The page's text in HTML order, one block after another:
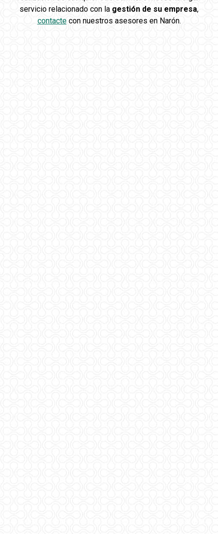
servicio relacionado con la gestión de su empresa,
contactecon nuestros asesores en Narón.